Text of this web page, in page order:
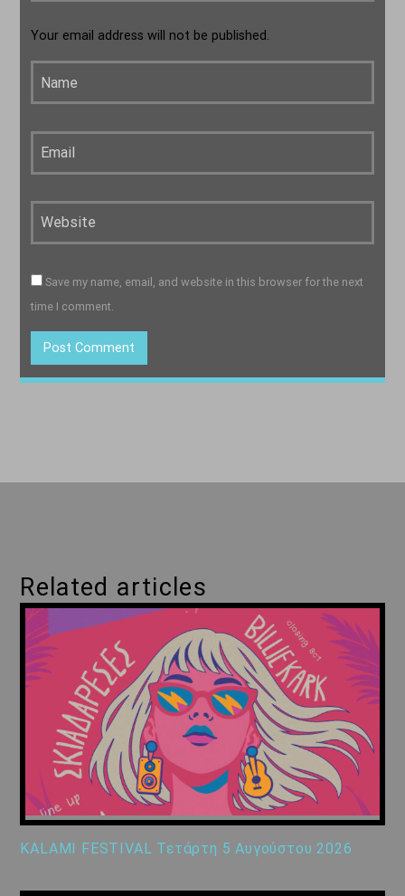
Your email address will not be published.
Save my name, email, and website in this browser for the next
time I comment.
Related articles
KALAMI FESTIVAL Τετάρτη 5 Αυγούστου 2026